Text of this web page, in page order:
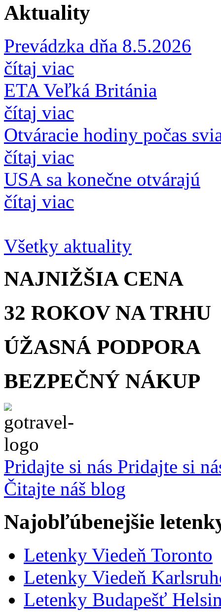
Aktuality
Prevádzka dňa 8.5.2026
čítaj viac
ETA Veľká Británia
čítaj viac
Otváracie hodiny počas
čítaj viac
USA sa konečne otvárajú
čítaj viac
Všetky aktuality
NAJNIŽŠIA CENA
32 ROKOV NA TRHU
ÚŽASNÁ PODPORA
BEZPEČNÝ NÁKUP
Pridajte si nás Pridajte si
Čitajte náš blog
Najobľúbenejšie
Letenky Viedeň Toronto
Letenky Viedeň
Letenky Budapešť